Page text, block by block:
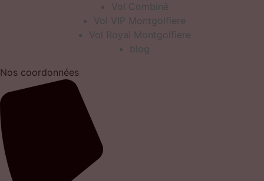
Vol Combiné
Vol VIP Montgolfiere
Vol Royal Montgolfiere
blog
Nos coordonnées